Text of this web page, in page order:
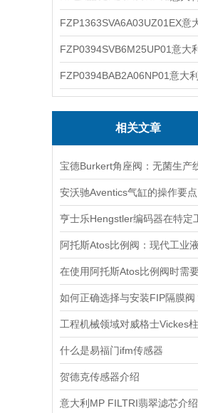
相关文章
什么是易福门ifm传感器
贺德克传感器介绍
意大利MP FILTRI翡翠滤芯介绍